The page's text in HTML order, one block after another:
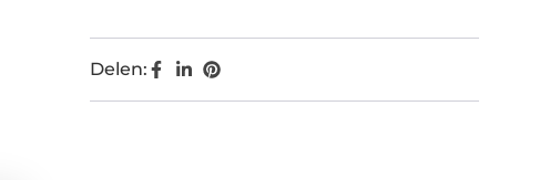
Delen: